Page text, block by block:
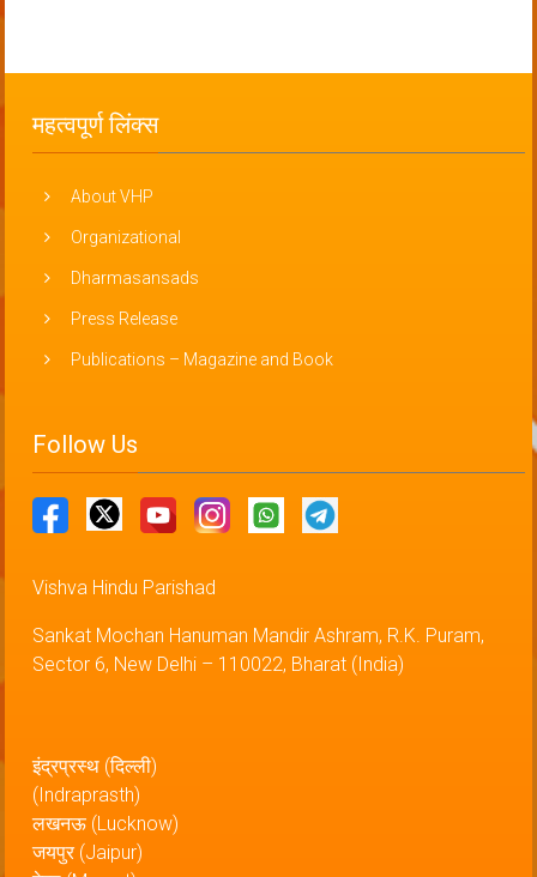
महत्वपूर्ण लिंक्स
About VHP
Organizational
Dharmasansads
Press Release
Publications – Magazine and Book
Follow Us
Vishva Hindu Parishad
Sankat Mochan Hanuman Mandir Ashram, R.K. Puram,
Sector 6, New Delhi – 110022, Bharat (India)
इंद्रप्रस्थ (दिल्ली)
(Indraprasth)
लखनऊ (Lucknow)
जयपुर (Jaipur)